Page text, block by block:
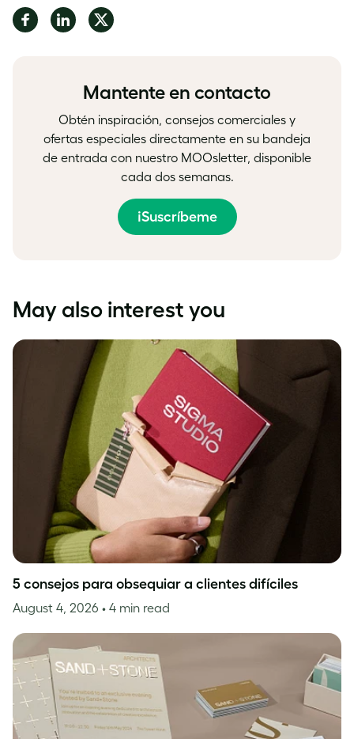
Share Share Share
Mantente en contacto
Obtén inspiración, consejos comerciales y
ofertas especiales directamente en su bandeja
de entrada con nuestro MOOsletter, disponible
cada dos semanas.
¡Suscríbeme
May also interest you
5 consejos para obsequiar a clientes difíciles
August 4, 2026 • 4 min read